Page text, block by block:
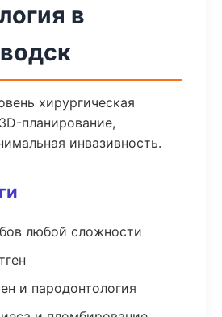
в
хирургическая
планирование,
инвазивность.
любой сложности
и пародонтология